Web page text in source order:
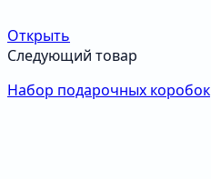
Открыть
Следующий товар
Набор подарочных коробок